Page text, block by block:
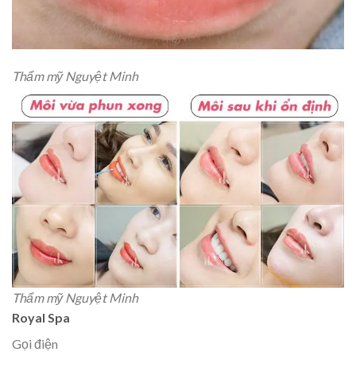
Thẩm mỹ Nguyệt Minh
Thẩm mỹ Nguyệt Minh
Royal Spa
Gọi điện